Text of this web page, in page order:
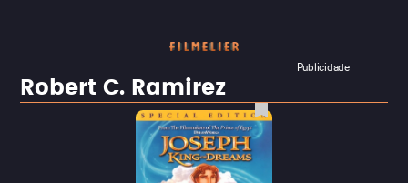
Publicidade
Robert C. Ramirez